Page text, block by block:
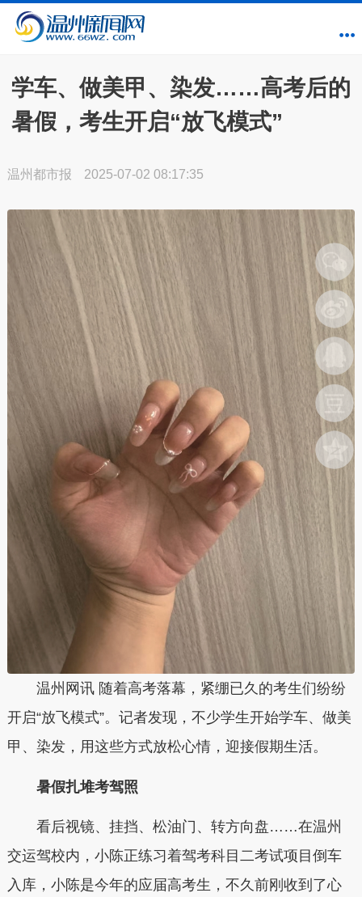
学车、做美甲、染发……高考后的
暑假，考生开启“放飞模式”
温州都市报 2025-07-02 08:17:35
温州网讯 随着高考落幕，紧绷已久的考生们纷纷
开启“放飞模式”。记者发现，不少学生开始学车、做美
甲、染发，用这些方式放松心情，迎接假期生活。
暑假扎堆考驾照
看后视镜、挂挡、松油门、转方向盘……在温州
交运驾校内，小陈正练习着驾考科目二考试项目倒车
入库，小陈是今年的应届高考生，不久前刚收到了心